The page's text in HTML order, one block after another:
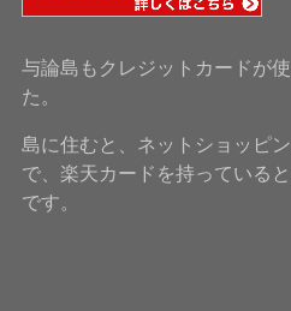
与論島もクレジットカードが
た。
島に住むと、ネットショッピ
で、楽天カードを持っている
です。